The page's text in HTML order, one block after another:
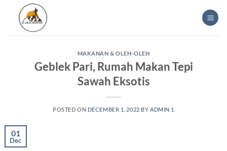
content
MAKANAN & OLEH-OLEH
Geblek Pari, Rumah Makan Tepi
Sawah Eksotis
POSTED ON DECEMBER 1, 2022 BY ADMIN 1
01
Dec